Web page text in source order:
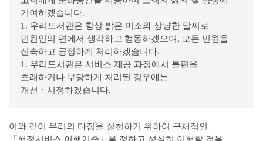
기여하겠습니다.
1. 우리도서관은 항상 밝은 미소와 상냥한 말씨로
민원인의 편에서 생각하고 행동하겠으며, 모든 민원을
신속하고 공정하게 처리하겠습니다.
1. 우리도서관은 서비스 제공 과정에서 불편을
초래하거나 부당하게 처리된 경우에는
개선ㆍ시정하겠습니다.
이와 같이 우리의 다짐을 실천하기 위하여 구체적인